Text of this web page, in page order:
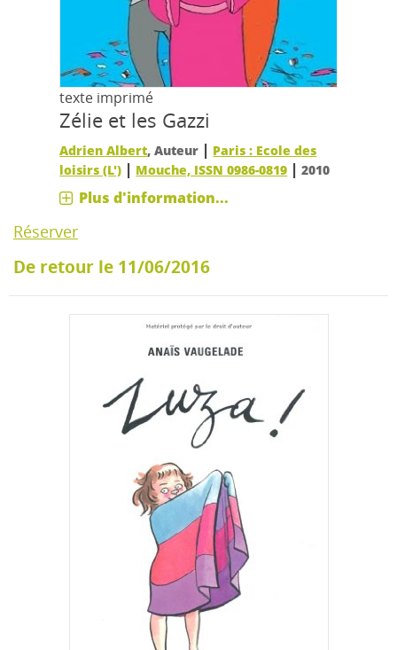
texte imprimé
Zélie et les Gazzi
Adrien Albert, Auteur | Paris : Ecole des
loisirs (L') | Mouche, ISSN 0986-0819 |2010
Plus d'information...
Réserver
De retour le 11/06/2016